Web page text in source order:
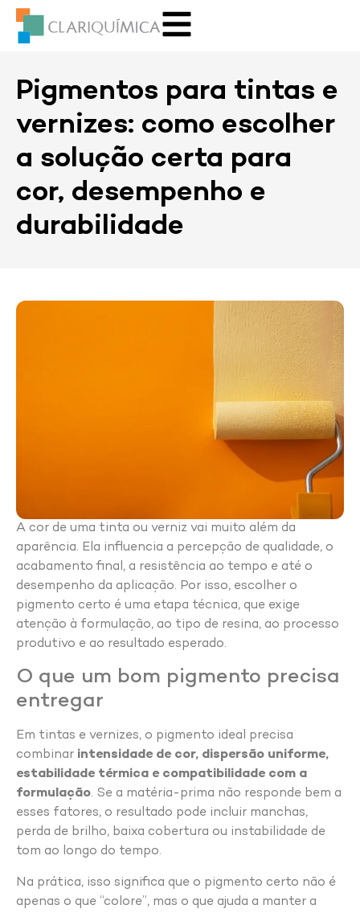
Pigmentos para tintas e
vernizes: como escolher
a solução certa para
cor, desempenho e
durabilidade
A cor de uma tinta ou verniz vai muito além da
aparência. Ela influencia a percepção de qualidade, o
acabamento final, a resistência ao tempo e até o
desempenho da aplicação. Por isso, escolher o
pigmento certo é uma etapa técnica, que exige
atenção à formulação, ao tipo de resina, ao processo
produtivo e ao resultado esperado.
O que um bom pigmento precisa
entregar
Em tintas e vernizes, o pigmento ideal precisa
combinar intensidade de cor, dispersão uniforme,
estabilidade térmica e compatibilidade com a
formulação. Se a matéria-prima não responde bem a
esses fatores, o resultado pode incluir manchas,
perda de brilho, baixa cobertura ou instabilidade de
tom ao longo do tempo.
Na prática, isso significa que o pigmento certo não é
apenas o que “colore”, mas o que ajuda a manter a